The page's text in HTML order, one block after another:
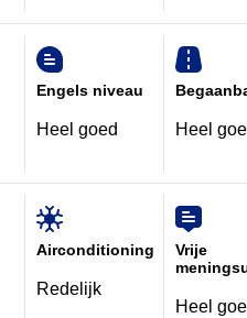
Engels niveau
Heel goed Heel
Airconditioning
Redelijk
Vrije
Heel